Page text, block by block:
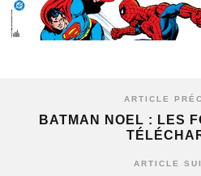
ARTICLE
BATMAN NOEL : LES
ARTICLE